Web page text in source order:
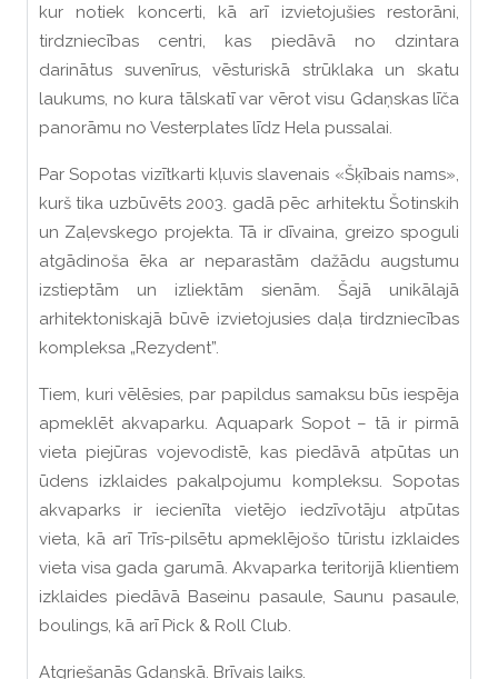
kur notiek koncerti, kā arī izvietojušies restorāni,
tirdzniecības centri, kas piedāvā no dzintara
darinātus suvenīrus, vēsturiskā strūklaka un skatu
laukums, no kura tālskatī var vērot visu Gdaņskas līča
panorāmu no Vesterplates līdz Hela pussalai.
Par Sopotas vizītkarti kļuvis slavenais «Šķībais nams»,
kurš tika uzbūvēts 2003. gadā pēc arhitektu Šotinskih
un Zaļevskego projekta. Tā ir dīvaina, greizo spoguli
atgādinoša ēka ar neparastām dažādu augstumu
izstieptām un izliektām sienām. Šajā unikālajā
arhitektoniskajā būvē izvietojusies daļa tirdzniecības
kompleksa „Rezydent”.
Tiem, kuri vēlēsies, par papildus samaksu būs iespēja
apmeklēt akvaparku. Aquapark Sopot – tā ir pirmā
vieta piejūras vojevodistē, kas piedāvā atpūtas un
ūdens izklaides pakalpojumu kompleksu. Sopotas
akvaparks ir iecienīta vietējo iedzīvotāju atpūtas
vieta, kā arī Trīs-pilsētu apmeklējošo tūristu izklaides
vieta visa gada garumā. Akvaparka teritorijā klientiem
izklaides piedāvā Baseinu pasaule, Saunu pasaule,
boulings, kā arī Pick & Roll Club.
Atgriešanās Gdaņskā. Brīvais laiks.